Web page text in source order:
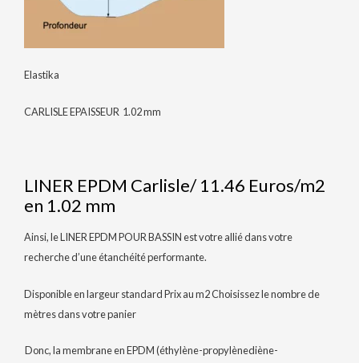
Elastika
CARLISLE EPAISSEUR 1.02 mm
LINER EPDM Carlisle/ 11.46 Euros/m2
en 1.02 mm
Ainsi, le LINER EPDM POUR BASSIN est votre allié dans votre
recherche d’une étanchéité performante.
Disponible en largeur standard Prix au m2 Choisissez le nombre de
mètres dans votre panier
Donc, la membrane en EPDM (éthylène-propylènediène-